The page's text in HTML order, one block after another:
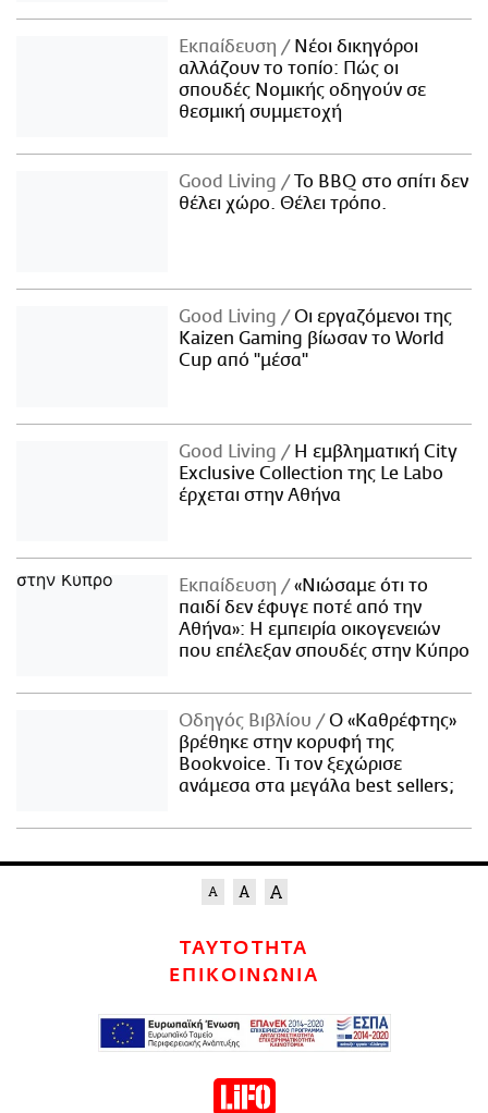
Εκπαίδευση
Νέοι δικηγόροι
αλλάζουν το τοπίο: Πώς οι
σπουδές Νομικής οδηγούν σε
θεσμική συμμετοχή
Good Living
Το BBQ στο σπίτι δεν
θέλει χώρο. Θέλει τρόπο.
Good Living
Οι εργαζόμενοι της
Kaizen Gaming βίωσαν το World
Cup από "μέσα"
Good Living
Η εμβληματική City
Exclusive Collection της Le Labo
έρχεται στην Αθήνα
Εκπαίδευση
«Νιώσαμε ότι το
παιδί δεν έφυγε ποτέ από την
Αθήνα»: Η εμπειρία οικογενειών
που επέλεξαν σπουδές στην Κύπρο
Οδηγός Βιβλίου
Ο «Καθρέφτης»
βρέθηκε στην κορυφή της
Bookvoice. Τι τον ξεχώρισε
ανάμεσα στα μεγάλα best sellers;
ΤΑΥΤΟΤΗΤΑ
ΕΠΙΚΟΙΝΩΝΙΑ